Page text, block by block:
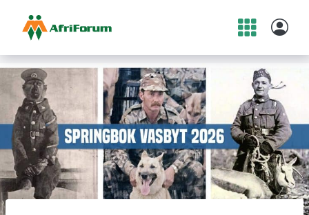
to
content